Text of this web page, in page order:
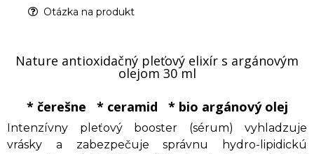
Otázka na produkt
Nature antioxidačný pleťový elixír s argánovým
olejom 30 ml
* čerešne * ceramid * bio argánový olej
Intenzívny pleťový booster (sérum) vyhladzuje
vrásky a zabezpečuje správnu hydro-lipidickú